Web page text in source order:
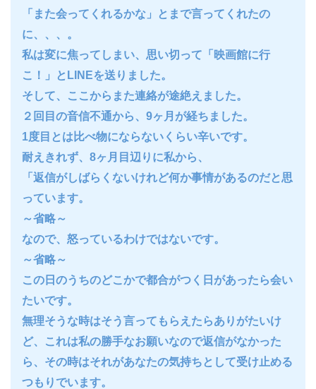
「また会ってくれるかな」とまで言ってくれたの
に、、、。
私は変に焦ってしまい、思い切って「映画館に行
こ！」とLINEを送りました。
そして、ここからまた連絡が途絶えました。
２回目の音信不通から、9ヶ月が経ちました。
1度目とは比べ物にならないくらい辛いです。
耐えきれず、8ヶ月目辺りに私から、
「返信がしばらくないけれど何か事情があるのだと思
っています。
～省略～
なので、怒っているわけではないです。
～省略～
この日のうちのどこかで都合がつく日があったら会い
たいです。
無理そうな時はそう言ってもらえたらありがたいけ
ど、これは私の勝手なお願いなので返信がなかった
ら、その時はそれがあなたの気持ちとして受け止める
つもりでいます。